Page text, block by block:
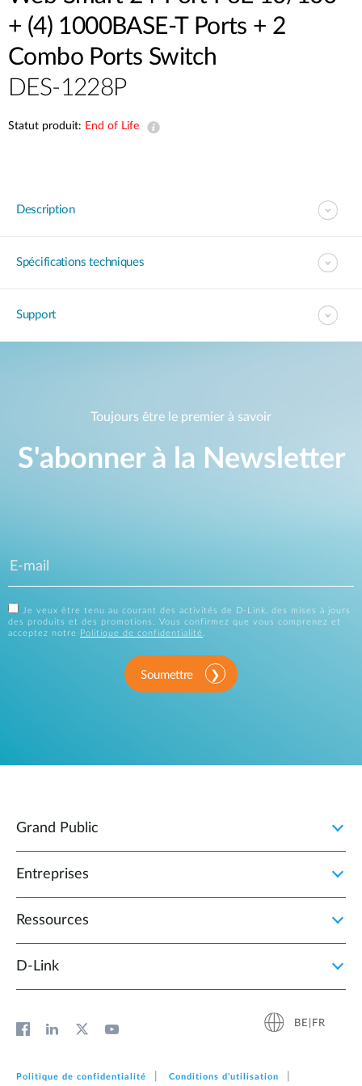
+ (4) 1000BASE-T Ports + 2
Combo Ports Switch
DES-1228P
Statut produit: End of Life
Description
Spécifications techniques
Support
Toujours être le premier à savoir
S'abonner à la Newsletter
Je veux être tenu au courant des activités de D-Link, des mises à jours
des produits et des promotions. Vous confirmez que vous comprenez et
acceptez notre
Politique de confidentialité.
Soumettre
Grand Public
Entreprises
Ressources
D‑Link
BE|FR
Politique de confidentialité Conditions d'utilisation